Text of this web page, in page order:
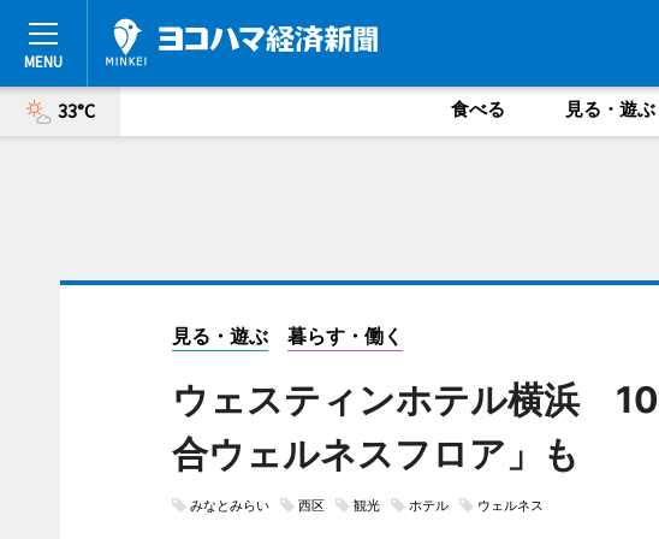
33°C 食べる 見る・遊ぶ
見る・遊ぶ 暮らす・働く
ウェスティンホテル横浜
合ウェルネスフロア」も
みなとみらい 西区 観光 ホテル ウェルネス